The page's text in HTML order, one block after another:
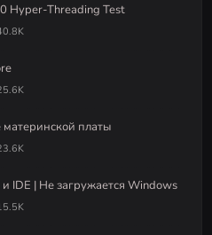
Hyper-Threading Test
платы
IDE | Не загружается Windows